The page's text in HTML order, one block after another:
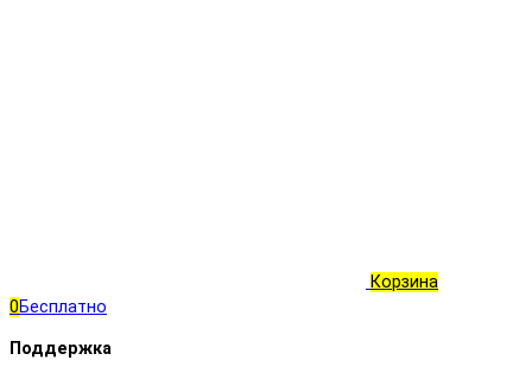
Корзина
0Бесплатно
Поддержка